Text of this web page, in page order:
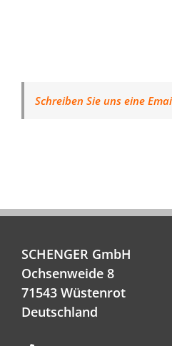
Schreiben Sie uns eine
SCHENGER GmbH
Ochsenweide 8
71543 Wüstenrot
Deutschland